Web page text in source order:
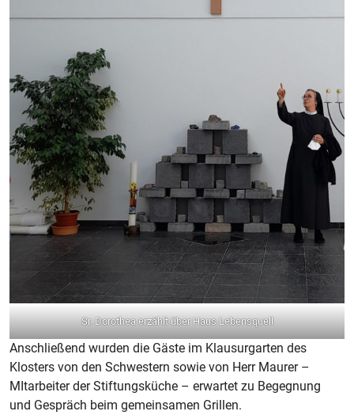
Sr. Dorothea erzählt über Haus Lebensquell
Anschließend wurden die Gäste im Klausurgarten des
Klosters von den Schwestern sowie von Herr Maurer –
MItarbeiter der Stiftungsküche – erwartet zu Begegnung
und Gespräch beim gemeinsamen Grillen.